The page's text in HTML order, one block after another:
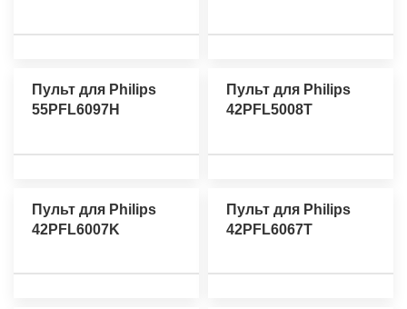
Пульт для Philips
55PFL6097H
Пульт для Philips
42PFL5008T
Пульт для Philips
42PFL6007K
Пульт для Philips
42PFL6067T